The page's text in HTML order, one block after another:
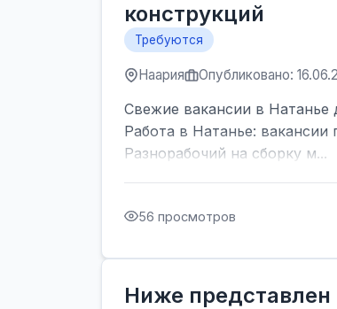
конструкций
Требуются
Наария Опубликовано:
Свежие вакансии в
Работа в Натанье:
Разнорабочий на сборку м...
56 просмотров
Ниже